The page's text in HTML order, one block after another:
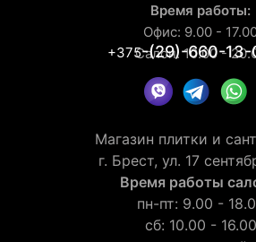
Время работы:
Офис: 9.00 -
Салон: 10.00 -
+375-(29)-660-13-
Магазин плитки и
г. Брест, ул. 17
Время работы
пн-пт: 9.00 -
сб: 10.00 - 16.00